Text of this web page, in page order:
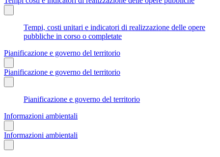
Tempi, costi unitari e indicatori di realizzazione delle opere
pubbliche in corso o completate
Pianificazione e governo del territorio
Pianificazione e governo del territorio
Pianificazione e governo del territorio
Informazioni ambientali
Informazioni ambientali